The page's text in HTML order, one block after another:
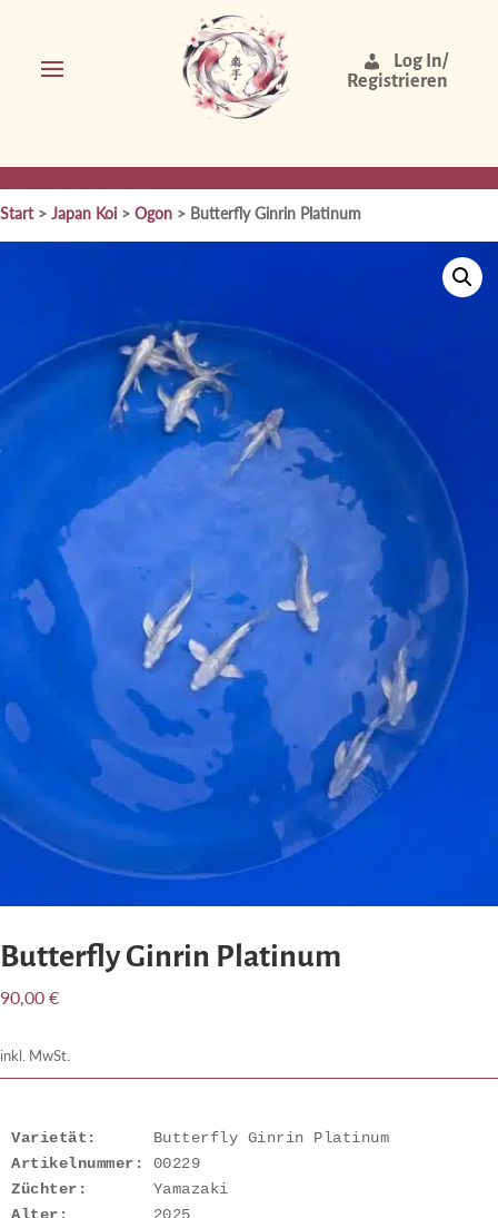
Log In/
Registrieren
Start> Japan Koi > Ogon > Butterfly Ginrin Platinum
Butterfly Ginrin Platinum
90,00 €
inkl. MwSt.
Varietät:
Artikelnummer:
Züchter: